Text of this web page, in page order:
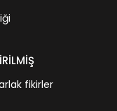
fikirler